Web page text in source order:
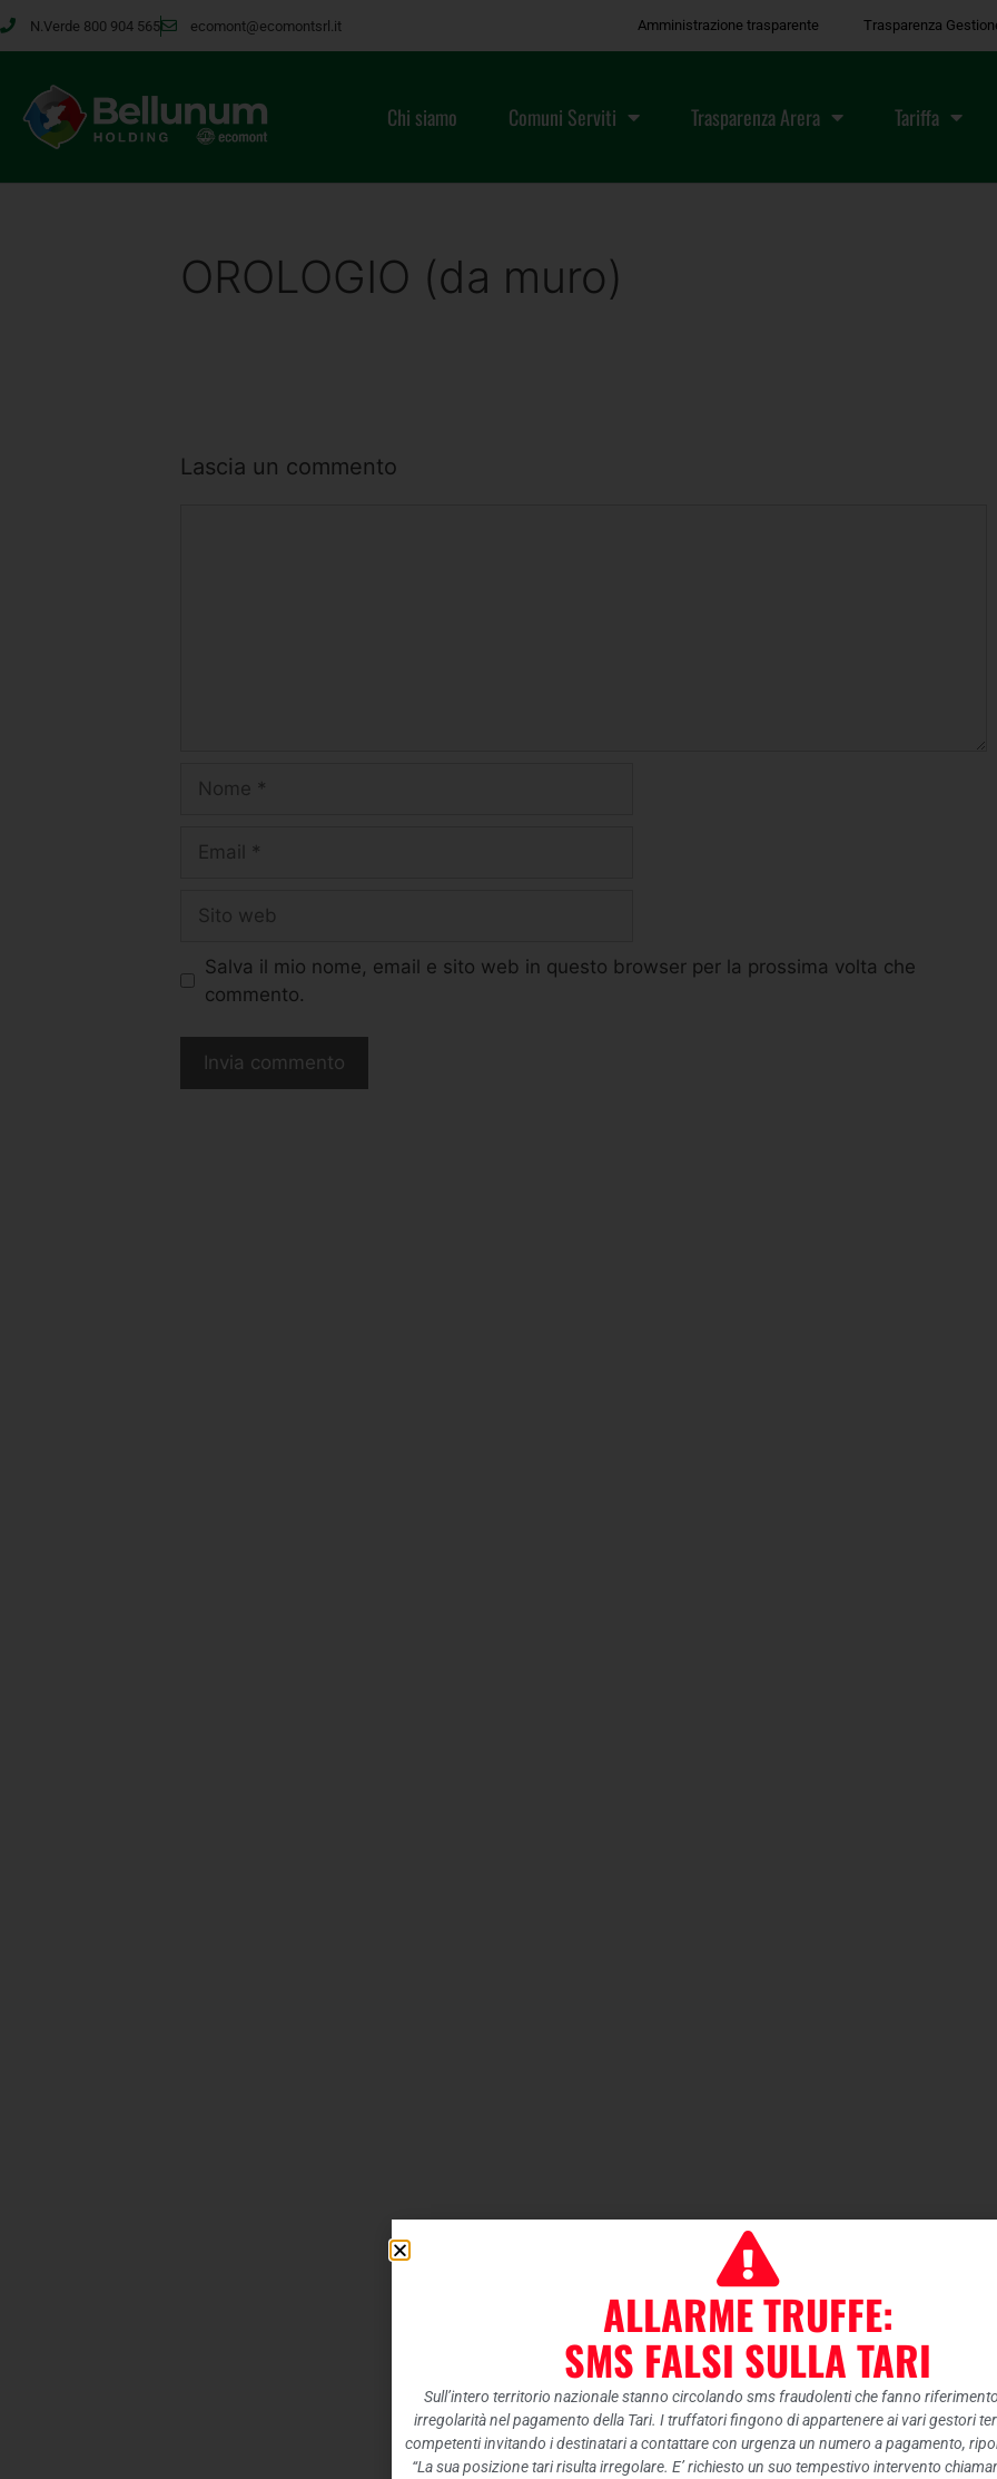
N.Verde 800 904 565 ecomont@ecomontsrl.it Amministrazione trasparente Trasparenza
Chi siamo Comuni Serviti Trasparenza Arera Tariffa
OROLOGIO (da muro)
Lascia un commento
Salva il mio nome, email e sito web in questo browser per la prossima volta che
commento.
ALLARME TRUFFE:
SMS FALSI SULLA TARI
Sull’intero territorio nazionale stanno circolando sms fraudolenti che fanno
irregolarità nel pagamento della Tari. I truffatori fingono di appartenere ai vari gestori
competenti invitando i destinatari a contattare con urgenza un numero a pagamento,
“La sua posizione tari risulta irregolare. E’ richiesto un suo tempestivo intervento